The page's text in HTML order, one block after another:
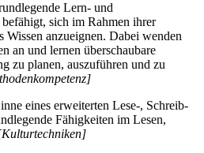
Lern- und
sich im Rahmen ihrer
anzueignen. Dabei wenden
an und lernen überschaubare
zu planen, auszuführen und zu
eines erweiterten Lese-, Schreib-
Fähigkeiten im Lesen,